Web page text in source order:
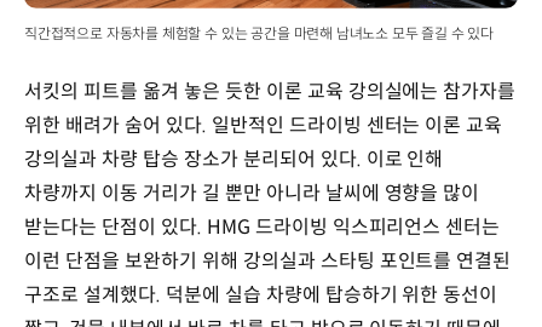
직간접적으로 자동차를 체험할 수 있는 공간을 마련해 남녀노소 모두 즐길 수 있다
서킷의 피트를 옮겨 놓은 듯한 이론 교육 강의실에는 참가자를
위한 배려가 숨어 있다. 일반적인 드라이빙 센터는 이론 교육
강의실과 차량 탑승 장소가 분리되어 있다. 이로 인해
차량까지 이동 거리가 길 뿐만 아니라 날씨에 영향을 많이
받는다는 단점이 있다. HMG 드라이빙 익스피리언스 센터는
이런 단점을 보완하기 위해 강의실과 스타팅 포인트를 연결된
구조로 설계했다. 덕분에 실습 차량에 탑승하기 위한 동선이